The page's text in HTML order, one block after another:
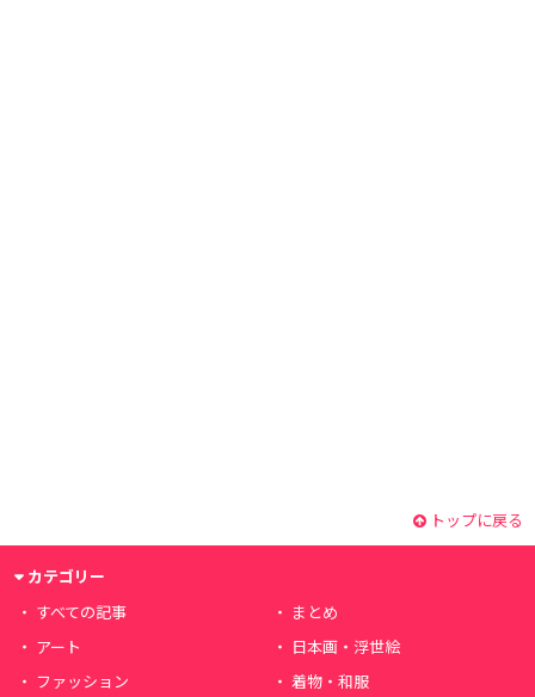
トップに戻る
カテゴリー
すべての記事
まとめ
アート
日本画・浮世絵
ファッション
着物・和服